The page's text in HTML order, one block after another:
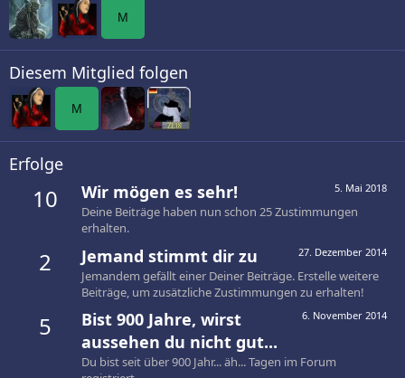
M
Diesem Mitglied folgen
M
Erfolge
10 5. Mai 2018
Wir mögen es sehr!
Deine Beiträge haben nun schon 25 Zustimmungen
erhalten.
2 27. Dezember 2014
Jemand stimmt dir zu
Jemandem gefällt einer Deiner Beiträge. Erstelle weitere
Beiträge, um zusätzliche Zustimmungen zu erhalten!
5 6. November 2014
Bist 900 Jahre, wirst
aussehen du nicht gut...
Du bist seit über 900 Jahr... äh... Tagen im Forum